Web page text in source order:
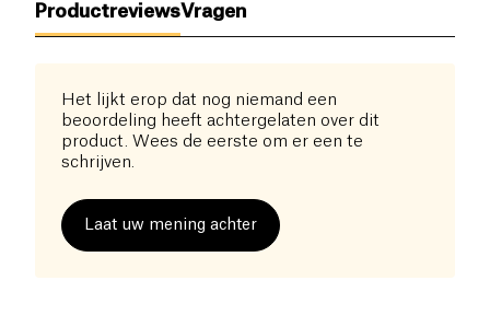
ProductreviewsVragen
Het lijkt erop dat nog niemand een
beoordeling heeft achtergelaten over dit
product. Wees de eerste om er een te
schrijven.
Laat uw mening achter